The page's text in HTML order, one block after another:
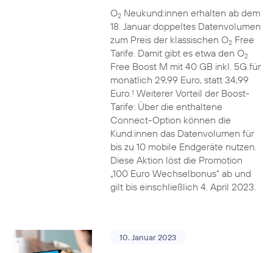
O2Neukund:innen erhalten ab dem
18. Januar doppeltes Datenvolumen
zum Preis der klassischen O2Free
Tarife. Damit gibt es etwa den O2
Free Boost M mit 40 GB inkl. 5G für
monatlich 29,99 Euro, statt 34,99
Euro.1 Weiterer Vorteil der Boost-
Tarife: Über die enthaltene
Connect-Option können die
Kund:innen das Datenvolumen für
bis zu 10 mobile Endgeräte nutzen.
Diese Aktion löst die Promotion
„100 Euro Wechselbonus“ ab und
gilt bis einschließlich 4. April 2023.
10. Januar 2023